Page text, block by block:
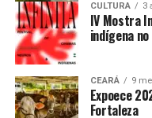
CULTURA 3
IV Mostra
indígena
CEARÁ 9
Expoece
Fortaleza